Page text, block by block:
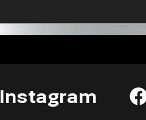
Instagram